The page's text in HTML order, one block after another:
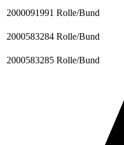
2000091991 Rolle/Bund
2000583284 Rolle/Bund
2000583285 Rolle/Bund